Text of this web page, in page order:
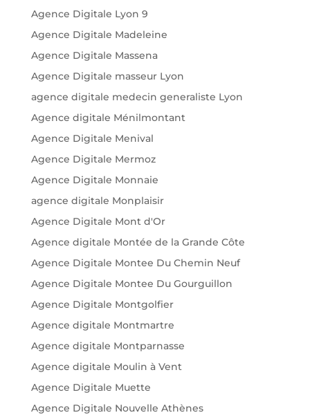
Agence Digitale Lyon 9
Agence Digitale Madeleine
Agence Digitale Massena
Agence Digitale masseur Lyon
agence digitale medecin generaliste Lyon
Agence digitale Ménilmontant
Agence Digitale Menival
Agence Digitale Mermoz
Agence Digitale Monnaie
agence digitale Monplaisir
Agence Digitale Mont d'Or
Agence digitale Montée de la Grande Côte
Agence Digitale Montee Du Chemin Neuf
Agence Digitale Montee Du Gourguillon
Agence Digitale Montgolfier
Agence digitale Montmartre
Agence digitale Montparnasse
Agence digitale Moulin à Vent
Agence Digitale Muette
Agence Digitale Nouvelle Athènes